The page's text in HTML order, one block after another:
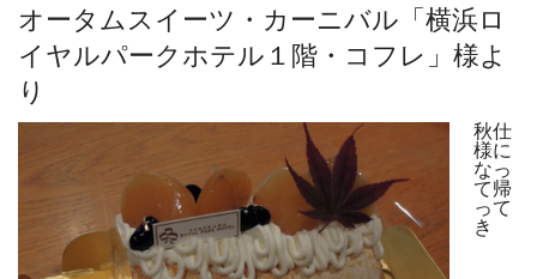
オータムスイーツ・カーニバル「横浜ロ
イヤルパークホテル１階・コフレ」様よ
り
秋仕
様に
なっ
て帰
って
き